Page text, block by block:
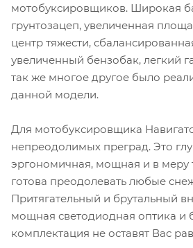
мотобуксировщиков. Широкая
грунтозацеп, увеличенная
центр тяжести,
увеличенный бензобак, легкий
так же многое другое было
данной модели.
Для мотобуксировщика
непреодолимых преград. Это
эргономичная, мощная и в меру
готова преодолевать любые
Притягательный и брутальный
мощная светодиодная оптика и
комплектация не оставят Вас